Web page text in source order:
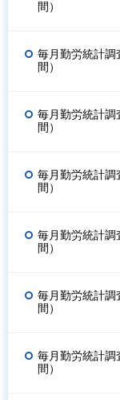
間）
毎月勤労統計調
間）
毎月勤労統計調
間）
毎月勤労統計調
間）
毎月勤労統計調
間）
毎月勤労統計調
間）
毎月勤労統計調
間）